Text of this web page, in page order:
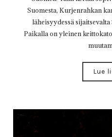
Suomesta, Kurjenrahkan
läheisyydessä
Paikalla on yleinen
Lue